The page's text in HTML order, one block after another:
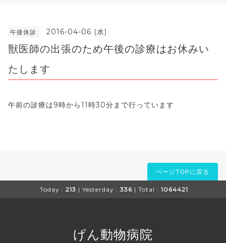
午後休診 2016-04-06 (水)
獣医師の出張のため午後の診療はお休みい
たします
午前の診療は9時から11時30分まで行っています
ページTOPに戻る
Today : 213 | Yesterday : 336 | Total : 1064421
げん動物病院